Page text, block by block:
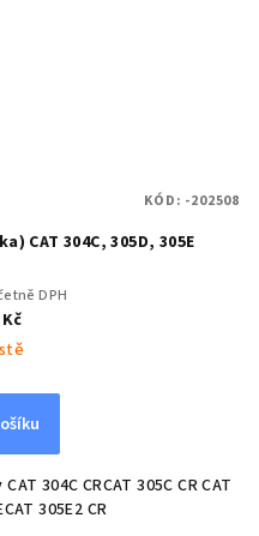
CAT 304C, 305D, 305E
DPH
304C CRCAT 305C CR CAT
305E2 CR
KÓD: -202508